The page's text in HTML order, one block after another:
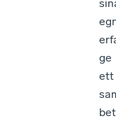
ge
ett